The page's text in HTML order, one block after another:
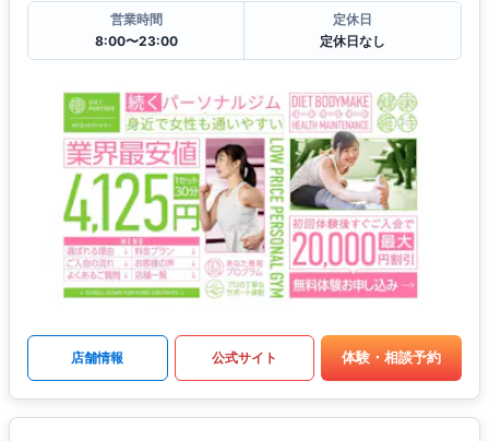
営業時間
8:00〜23:00
定休日
定休日なし
店舗情報 公式サイト 体験・相談予約